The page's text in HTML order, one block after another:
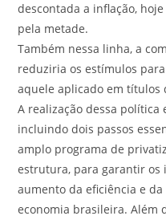
descontada a inflação,
pela metade.
Também nessa linha, a
reduziria os estímulos
aquele aplicado em títulos
A realização dessa
incluindo dois passos
amplo programa de
estrutura, para garantir os
aumento da eficiência e
economia brasileira. Além